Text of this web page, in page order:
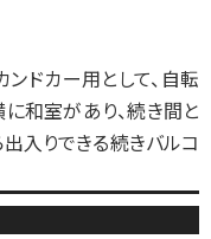
ドカー用として、自転
和室があり、続き間と
入りできる続きバルコ